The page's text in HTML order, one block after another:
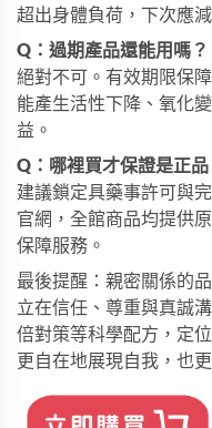
超出身體負荷，下次應
Q：過期產品還能用嗎？
絕對不可。有效期限保
能產生活性下降、氧化
益。
Q：哪裡買才保證是正品
建議鎖定具藥事許可與
官網 ，全館商品均提供
保障服務。
最後提醒：親密關係的
立在信任、尊重與真誠
倍對策等科學配方，定
更自在地展現自我，也